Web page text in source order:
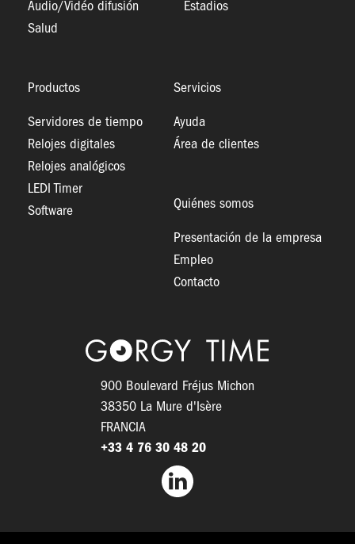
Audio/Vidéo difusión
Salud
Estadios
Productos
Servidores de tiempo
Relojes digitales
Relojes analógicos
LEDI Timer
Software
Servicios
Ayuda
Área de clientes
Quiénes somos
Presentación de la empresa
Empleo
Contacto
Logo
900 Boulevard Fréjus Michon
38350 La Mure d'Isère
FRANCIA
+33 4 76 30 48 20
Facebook